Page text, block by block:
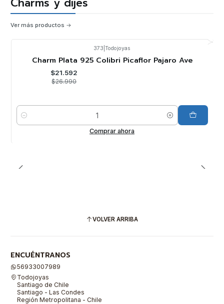
Ver más productos
373 Todojoyas
Charm Plata 925 Colibri Picaflor Pajaro Ave
$21.592
$26.990
Cantidad
Comprar ahora
VOLVER ARRIBA
ENCUÉNTRANOS
56933007989
Todojoyas
Santiago de Chile
Santiago - Las Condes
Región Metropolitana - Chile